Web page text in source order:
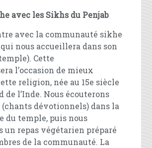
avec les Sikhs du Penjab
avec la communauté sikhe
nous accueillera dans son
Cette
l’occasion de mieux
religion, née au 15e siècle
de l’Inde. Nous écouterons
dévotionnels) dans la
du temple, puis nous
un repas végétarien préparé
de la communauté. La